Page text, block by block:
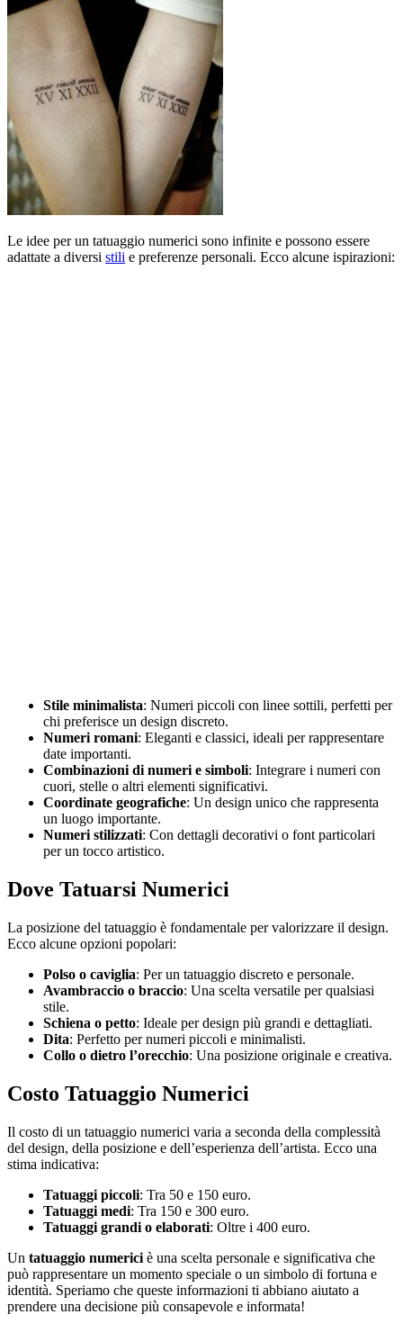
Le idee per un tatuaggio numerici sono infinite e possono essere
adattate a diversi stili e preferenze personali. Ecco alcune ispirazioni:
Stile minimalista: Numeri piccoli con linee sottili, perfetti per
chi preferisce un design discreto.
Numeri romani: Eleganti e classici, ideali per rappresentare
date importanti.
Combinazioni di numeri e simboli: Integrare i numeri con
cuori, stelle o altri elementi significativi.
Coordinate geografiche: Un design unico che rappresenta
un luogo importante.
Numeri stilizzati: Con dettagli decorativi o font particolari
per un tocco artistico.
Dove Tatuarsi Numerici
La posizione del tatuaggio è fondamentale per valorizzare il design.
Ecco alcune opzioni popolari:
Polso o caviglia: Per un tatuaggio discreto e personale.
Avambraccio o braccio: Una scelta versatile per qualsiasi
stile.
Schiena o petto: Ideale per design più grandi e dettagliati.
Dita: Perfetto per numeri piccoli e minimalisti.
Collo o dietro l’orecchio: Una posizione originale e creativa.
Costo Tatuaggio Numerici
Il costo di un tatuaggio numerici varia a seconda della complessità
del design, della posizione e dell’esperienza dell’artista. Ecco una
stima indicativa:
Tatuaggi piccoli: Tra 50 e 150 euro.
Tatuaggi medi: Tra 150 e 300 euro.
Tatuaggi grandi o elaborati: Oltre i 400 euro.
Un tatuaggio numerici è una scelta personale e significativa che
può rappresentare un momento speciale o un simbolo di fortuna e
identità. Speriamo che queste informazioni ti abbiano aiutato a
prendere una decisione più consapevole e informata!